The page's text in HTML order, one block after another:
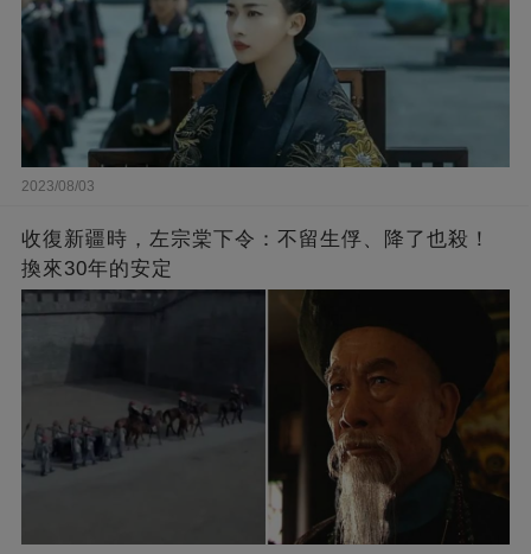
2023/08/03
收復新疆時，左宗棠下令：不留生俘、降了也殺！
換來30年的安定